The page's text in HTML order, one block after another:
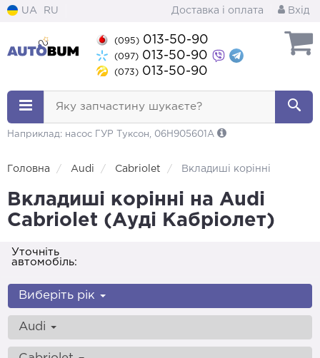
UA RU Доставка і оплата Вхід
(095) 013-50-90
(097) 013-50-90
(073) 013-50-90
Яку запчастину шукаєте?
Наприклад: насос ГУР Туксон, 06H905601A
Головна Audi Cabriolet Вкладиші корінні
Вкладиші корінні на Audi
Cabriolet (Ауді Кабріолет)
Уточніть
автомобіль:
Виберіть рік
Audi